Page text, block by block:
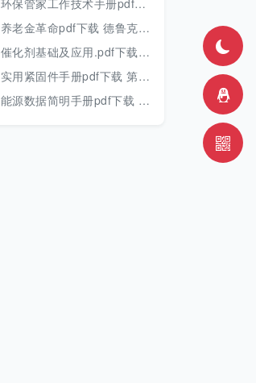
环保管家工作技术手册pdf下载 2019年版
养老金革命pdf下载 德鲁克 著
催化剂基础及应用.pdf下载 [季生福 张谦温 赵彬侠编] 2011年版
实用紧固件手册pdf下载 第三版 2018年版
能源数据简明手册pdf下载 2017版